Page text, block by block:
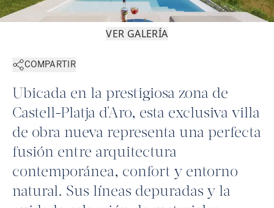
VER GALERÍA
COMPARTIR
Ubicada en la prestigiosa zona de
Castell-Platja d'Aro, esta exclusiva villa
de obra nueva representa una perfecta
fusión entre arquitectura
contemporánea, confort y entorno
natural. Sus líneas depuradas y la